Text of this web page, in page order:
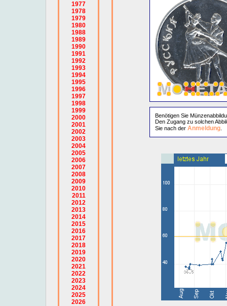
1977
1978
1979
1980
1988
1989
1990
1991
1992
1993
1994
1995
1996
1997
1998
1999
2000
2001
2002
2003
2004
2005
2006
2007
2008
2009
2010
2011
2012
2013
2014
2015
2016
2017
2018
2019
2020
2021
2022
2023
2024
2025
2026
Benötigen Sie
Den Zugang zu solchen
Sie nach der Anmeldung.